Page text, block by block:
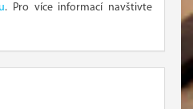
. Pro více informací navštivte